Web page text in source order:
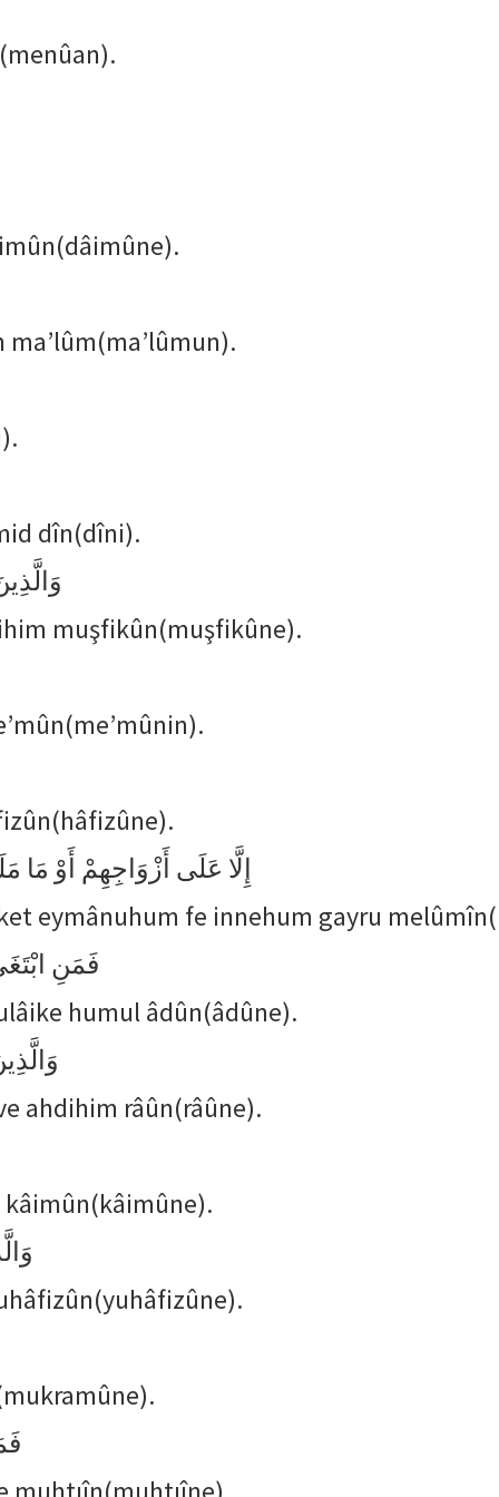
dîn(dîni).
muşfikûn(muşfikûne).
إِلَّا عَلَى أَزْوَاجِهِمْ أَوْ مَا
eymânuhum fe innehum gayru
فَمَنِ
humul âdûn(âdûne).
ahdihim râûn(râûne).